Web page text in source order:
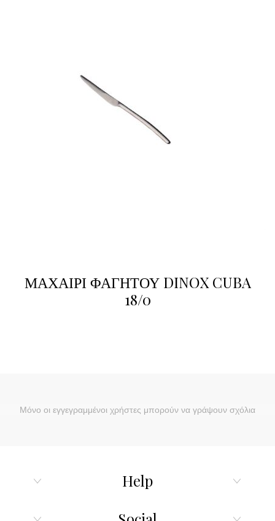
ΜΑΧΑΙΡΙ ΦΑΓΗΤΟΥ DINOX CUBA
18/0
Μόνο οι εγγεγραμμένοι χρήστες μπορούν να γράψουν σχόλια
Help